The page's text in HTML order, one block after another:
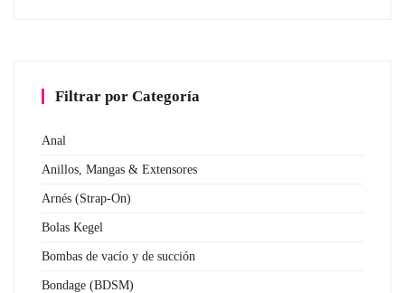
Filtrar por Categoría
Anal
Anillos, Mangas & Extensores
Arnés (Strap-On)
Bolas Kegel
Bombas de vacío y de succión
Bondage (BDSM)